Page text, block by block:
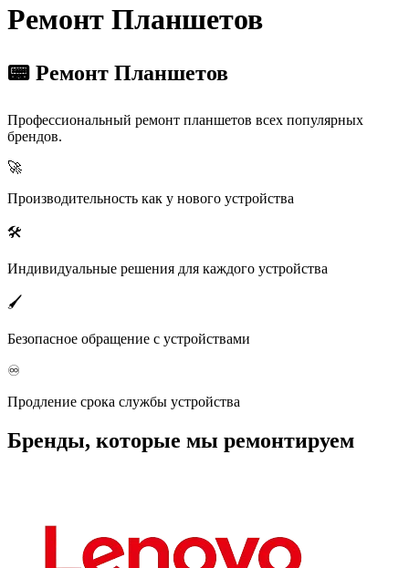
Ремонт Планшетов
📟 Ремонт Планшетов
Профессиональный ремонт планшетов всех популярных
брендов.
🚀
Производительность как у нового устройства
🛠️
Индивидуальные решения для каждого устройства
🖌️
Безопасное обращение с устройствами
♾️
Продление срока службы устройства
Бренды, которые мы ремонтируем